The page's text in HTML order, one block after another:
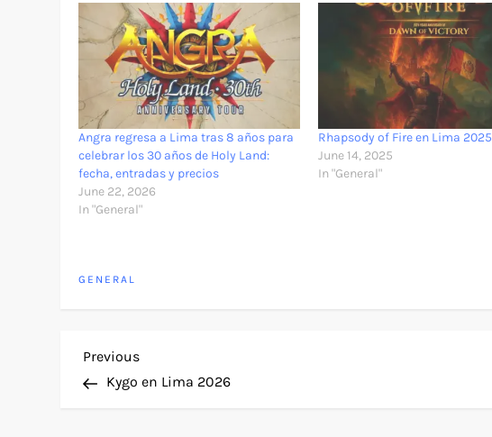
Angra regresa a Lima tras 8 años para
celebrar los 30 años de Holy Land:
fecha, entradas y precios
June 22, 2026
In "General"
Rhapsody of Fire en Lima 2025
June 14, 2025
In "General"
GENERAL
P
Previous
Post
Previous
Kygo en Lima 2026